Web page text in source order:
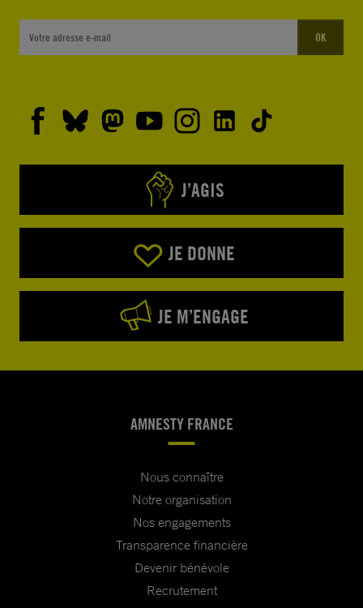
OK
J’AGIS
JE DONNE
JE M’ENGAGE
AMNESTY FRANCE
Nous connaître
Notre organisation
Nos engagements
Transparence financière
Devenir bénévole
Recrutement